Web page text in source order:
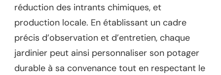
réduction des intrants chimiques, et
production locale. En établissant un cadre
précis d’observation et d’entretien, chaque
jardinier peut ainsi personnaliser son potager
durable à sa convenance tout en respectant le